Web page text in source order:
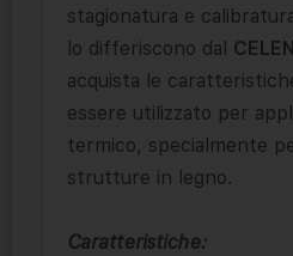
stagionatura e
lo differiscono dal
acquista le
essere utilizzato per
termico, specialmente
strutture in legno.
Caratteristiche: